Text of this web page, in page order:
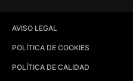
AVISO LEGAL
POLÍTICA DE COOKIES
POLÍTICA DE CALIDAD